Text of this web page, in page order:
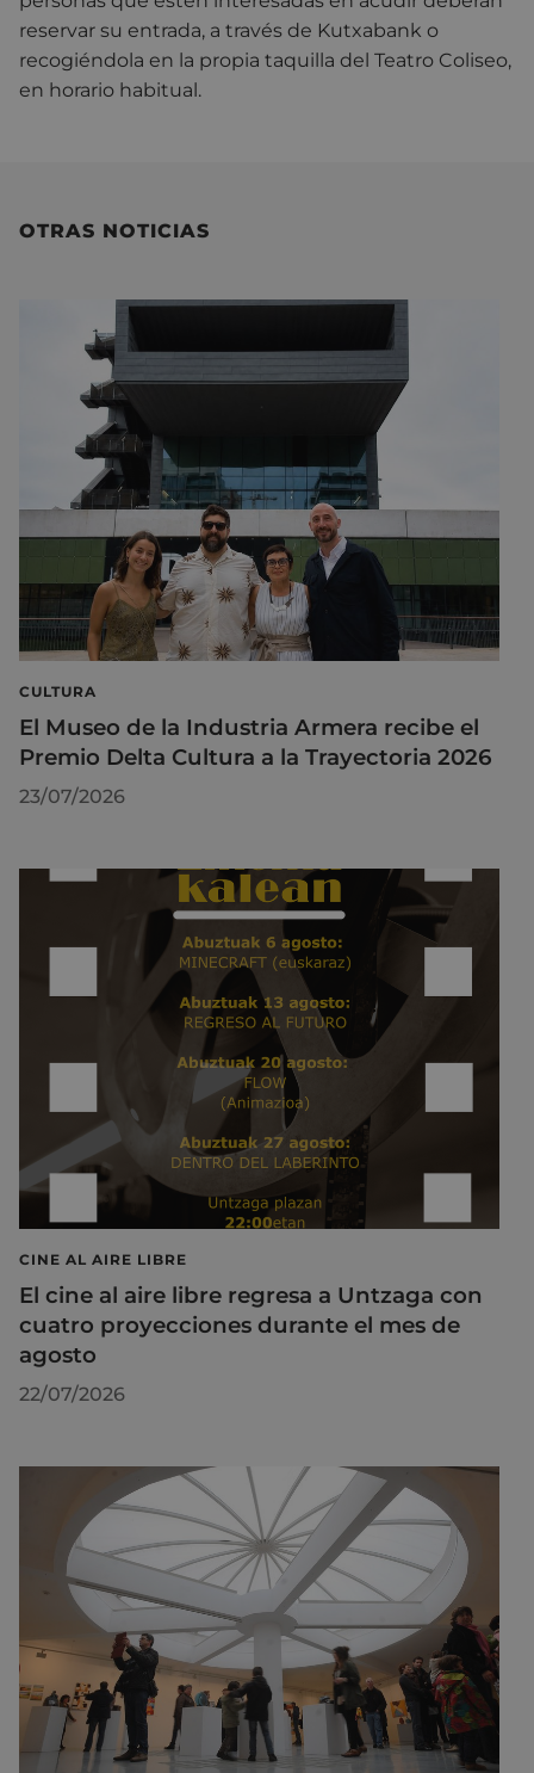
reservar su entrada, a través de Kutxabank o
recogiéndola en la propia taquilla del Teatro Coliseo,
en horario habitual.
OTRAS NOTICIAS
CULTURA
El Museo de la Industria Armera recibe el
Premio Delta Cultura a la Trayectoria 2026
23/07/2026
CINE AL AIRE LIBRE
El cine al aire libre regresa a Untzaga con
cuatro proyecciones durante el mes de
agosto
22/07/2026